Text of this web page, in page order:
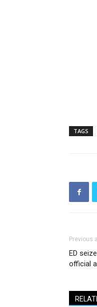
TAGS
Previous
ED
official